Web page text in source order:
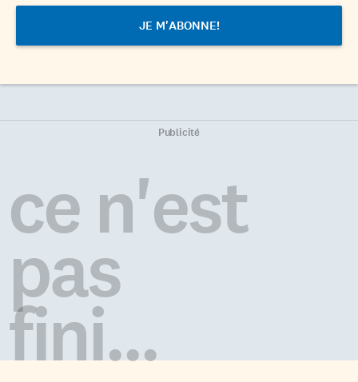
Publicité
ce n'est
pas
fini...